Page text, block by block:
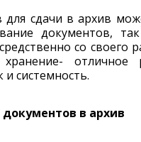
для сдачи в архив
документов,
со своего
системность.
в архив